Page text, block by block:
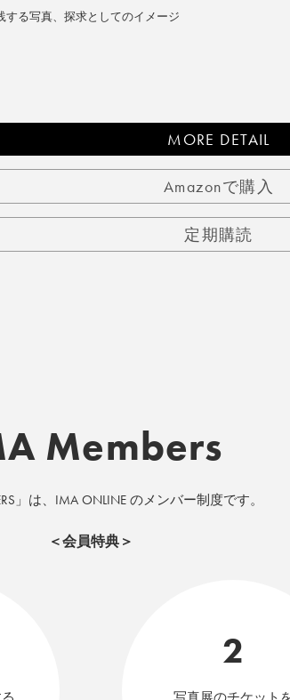
する写真、探求としてのイメージ
MORE DETAIL
Amazonで購入
定期購読
Members
」は、IMA ONLINE のメンバー制度です。
＜会員特典＞
2